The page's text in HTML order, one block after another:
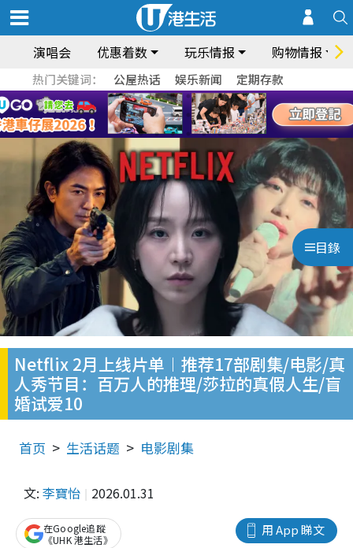
演唱会 优惠着数 玩乐情报 购物情报
热门关键词： 公屋热话 娱乐新闻 定期存款
目錄
Netflix 2月上线片单︱推荐17部剧集/电影/真
人秀节目：百万人的推理/莎拉的真假人生/盲
婚试爱10
首页 生活话题 电影剧集
文: 李寶怡 2026.01.31
用 App 睇文
在Google追蹤
《UHK 港生活》